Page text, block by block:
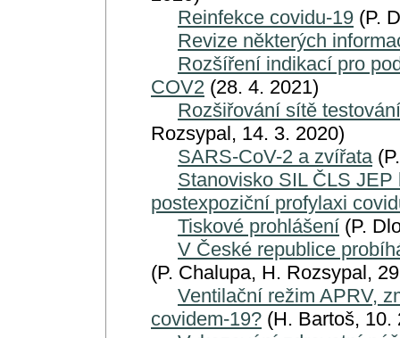
Reinfekce covidu-19 (P.
Revize některých
Rozšíření indikací pro
COV2 (28. 4. 2021)
Rozšiřování sítě
Rozsypal, 14. 3. 2020)
SARS-CoV-2 a zvířata
Stanovisko SIL ČLS
postexpoziční profylaxi
Tiskové prohlášení (P.
V České republice
(P. Chalupa, H. Rozsypal,
Ventilační režim APRV,
covidem-19? (H. Bartoš, 10.